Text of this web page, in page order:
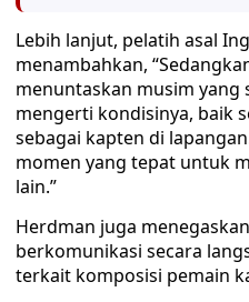
Lebih lanjut, pelatih asal
menambahkan,
menuntaskan musim yang
mengerti kondisinya, baik
sebagai kapten di
momen yang tepat untuk
lain.”
Herdman juga
berkomunikasi secara
terkait komposisi pemain